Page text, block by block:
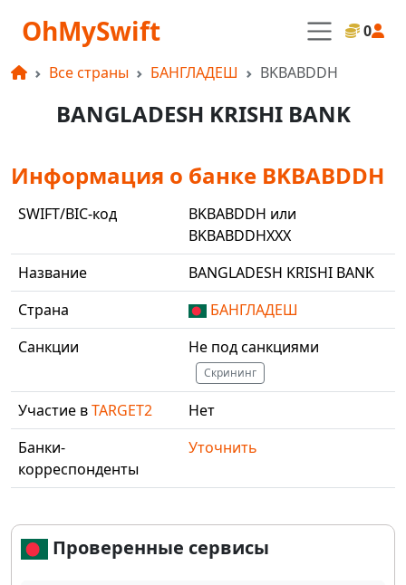
OhMySwift 0
Все страны БАНГЛАДЕШ BKBABDDH
BANGLADESH KRISHI BANK
Информация о банке BKBABDDH
SWIFT/BIC-код
BKBABDDH или
BKBABDDHXXX
Название
BANGLADESH KRISHI BANK
Страна
БАНГЛАДЕШ
Санкции
Не под санкциями
Скрининг
Участие вTARGET2
Нет
Банки-
корреспонденты
Уточнить
Проверенные сервисы